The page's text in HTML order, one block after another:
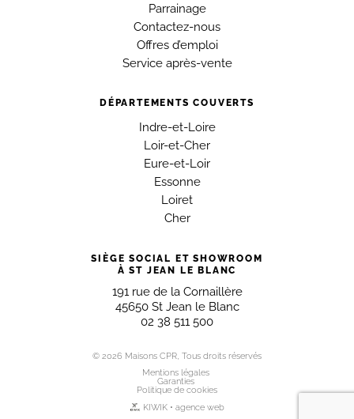
Parrainage
Contactez-nous
Offres d’emploi
Service après-vente
DÉPARTEMENTS COUVERTS
Indre-et-Loire
Loir-et-Cher
Eure-et-Loir
Essonne
Loiret
Cher
SIÈGE SOCIAL ET SHOWROOM
À ST JEAN LE BLANC
191 rue de la Cornaillère
45650 St Jean le Blanc
02 38 511 500
© 2026 Maisons CPR, Tous droits réservés
Mentions légales
Garanties
Politique de cookies
KIWIK • agence web